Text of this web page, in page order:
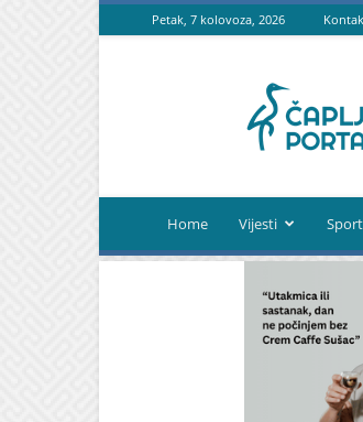
Petak, 7 kolovoza, 2026
Home Vijesti Sport